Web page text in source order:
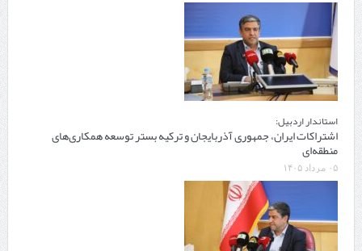
استاندار اردبیل:
اشتراکات ایران، جمهوری آذربایجان و ترکیه بستر توسعه همکاری‌های
منطقه‌ای
۰۵ مرداد ۱۴۰۵